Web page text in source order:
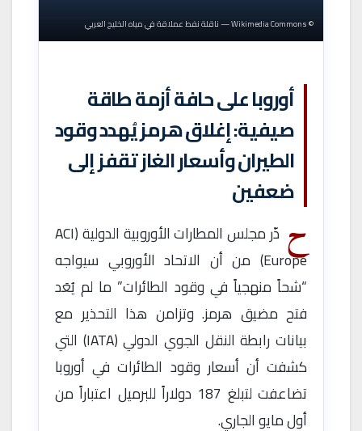
© Wikimedia Commons — ناقلة نفط عملاقة في مياه الخليج العربي
أوروبا على حافة أزمة طاقة
صيفية: إغلاق هرمز يُهدد وقود
الطيران وأسعار الغاز تقفز إلى
ضعفين
ح
ذّر مجلس المطارات الأوروبية الدولية (ACI
Europe) من أن الاتحاد الأوروبي سيواجه
“شحاً منهجياً في وقود الطائرات” ما لم يُعَد
فتح مضيق هرمز. وتزامن هذا التحذير مع
بيانات رابطة النقل الجوي الدولي (IATA) التي
كشفت أن أسعار وقود الطائرات في أوروبا
تضاعفت لتبلغ 187 دولاراً للبرميل اعتباراً من
أول مايو الجاري.